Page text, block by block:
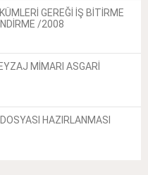
GEREĞİ İŞ BİTİRME
/2008
MİMARI ASGARİ
HAZIRLANMASI